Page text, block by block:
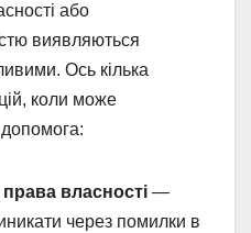
або
виявляються
Ось кілька
коли може
власності —
через помилки в